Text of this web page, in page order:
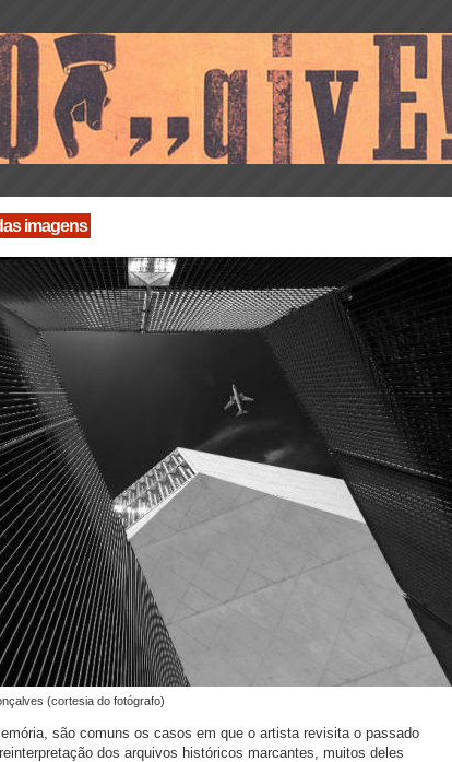
imagens
(cortesia do fotógrafo)
são comuns os casos em que o artista revisita o passado
dos arquivos históricos marcantes, muitos deles